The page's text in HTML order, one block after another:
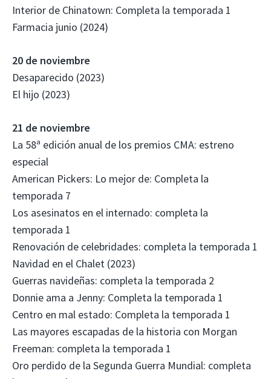
Interior de Chinatown: Completa la temporada 1
Farmacia junio (2024)
20 de noviembre
Desaparecido (2023)
El hijo (2023)
21 de noviembre
La 58ª edición anual de los premios CMA: estreno
especial
American Pickers: Lo mejor de: Completa la
temporada 7
Los asesinatos en el internado: completa la
temporada 1
Renovación de celebridades: completa la temporada 1
Navidad en el Chalet (2023)
Guerras navideñas: completa la temporada 2
Donnie ama a Jenny: Completa la temporada 1
Centro en mal estado: Completa la temporada 1
Las mayores escapadas de la historia con Morgan
Freeman: completa la temporada 1
Oro perdido de la Segunda Guerra Mundial: completa